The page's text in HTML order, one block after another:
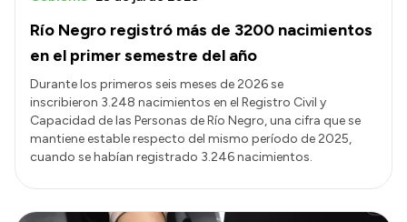
Río Negro registró más de 3200 nacimientos
en el primer semestre del año
Durante los primeros seis meses de 2026 se
inscribieron 3.248 nacimientos en el Registro Civil y
Capacidad de las Personas de Río Negro, una cifra que se
mantiene estable respecto del mismo período de 2025,
cuando se habían registrado 3.246 nacimientos.